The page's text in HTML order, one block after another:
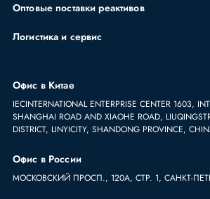
Оптовые поставки реактивов
Логистика и сервис
Офис в Китае
IECINTERNATIONAL ENTERPRISE CENTER 1603,
SHANGHAI ROAD AND XIAOHE ROAD,
DISTRICT, LINYICITY, SHANDONG PROVINCE,
Офис в России
МОСКОВСКИЙ ПРОСП., 120А, СТР. 1, САНКТ-